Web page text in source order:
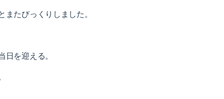
またびっくりしました。
日を迎える。